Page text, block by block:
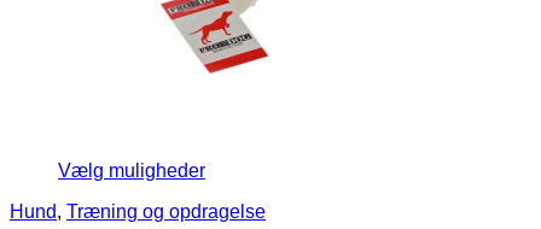
Vælg muligheder
Hund, Træning og opdragelse